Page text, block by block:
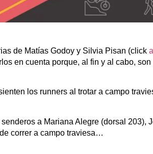
de Matías Godoy y Silvia Pisan (click
en cuenta porque, al fin y al cabo,
los runners al trotar a campo
a Mariana Alegre (dorsal 203),
correr a campo traviesa…